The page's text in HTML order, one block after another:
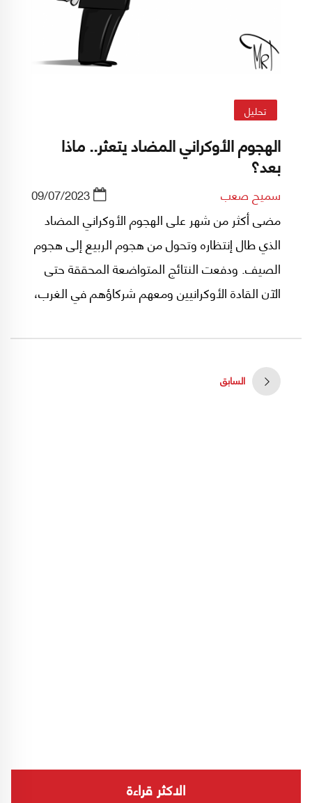
تحليل
الهجوم الأوكراني المضاد يتعثر.. ماذا
بعد؟
سميح صعب 09/07/2023
مضى أكثر من شهر على الهجوم الأوكراني المضاد
الذي طال إنتظاره وتحول من هجوم الربيع إلى هجوم
الصيف. ودفعت النتائج المتواضعة المحققة حتى
الآن القادة الأوكرانيين ومعهم شركاؤهم في الغرب،
ياتي الهجوم على قدر التطلعات، والبحث عن مكامن
الخلل.
السابق
الاكثر قراءة